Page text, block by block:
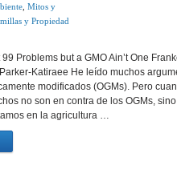
Mitos y
y Propiedad
Problems but a GMO Ain’t One
Katiraee He leído muchos
modificados (OGMs). Pero
no son en contra de los OGMs,
en la agricultura …